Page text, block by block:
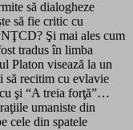
să dialogheze
să fie critic cu
Şi mai ales cum
tradus în limba
Platon visează la un
să recitim cu evlavie
şi “A treia forţă”…
umaniste din
cele din spatele